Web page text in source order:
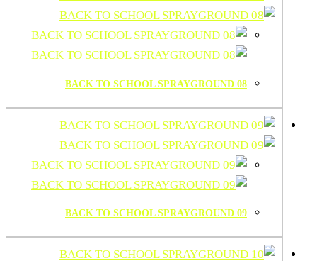
BACK TO SCHOOL SPRAYGROUND 08
BACK TO SCHOOL SPRAYGROUND 09